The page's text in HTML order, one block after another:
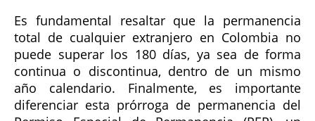
Es fundamental resaltar que la permanencia
total de cualquier extranjero en Colombia no
puede superar los 180 días, ya sea de forma
continua o discontinua, dentro de un mismo
año calendario. Finalmente, es importante
diferenciar esta prórroga de permanencia del